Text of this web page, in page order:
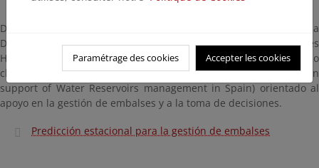
Desde el año 2015, la Agencia Estatal de Meteorología (AEMet) y la
Dirección General del Agua junto a varias Confederaciones
Hidrográficas, han colaborado para desarrollar un servicio
climático llamado S-ClimWaRe (Seasonal Climate predictions in
support of Water Reservoirs management in Spain) orientado al
apoyo en la gestión de embalses y a la toma de decisiones.
Predicción estacional para la gestión de embalses
Paramétrage des cookies Accepter les cookies